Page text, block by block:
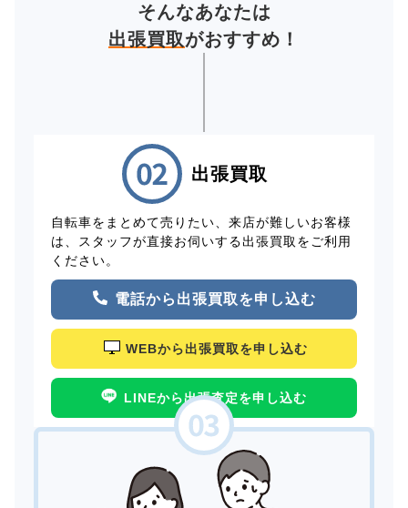
そんなあなたは
出張買取がおすすめ！
出張買取
自転車をまとめて売りたい、来店が難しいお客様
は、スタッフが直接お伺いする出張買取をご利用
ください。
電話から出張買取を申し込む
WEBから出張買取を申し込む
LINEから出張査定を申し込む